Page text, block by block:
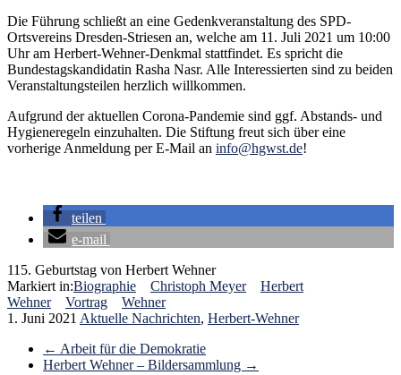
Die Führung schließt an eine Gedenkveranstaltung des SPD-
Ortsvereins Dresden-Striesen an, welche am 11. Juli 2021 um 10:00
Uhr am Herbert-Wehner-Denkmal stattfindet. Es spricht die
Bundestagskandidatin Rasha Nasr. Alle Interessierten sind zu beiden
Veranstaltungsteilen herzlich willkommen.
Aufgrund der aktuellen Corona-Pandemie sind ggf. Abstands- und
Hygieneregeln einzuhalten. Die Stiftung freut sich über eine
vorherige Anmeldung per E-Mail an info@hgwst.de!
teilen
e-mail
115. Geburtstag von Herbert Wehner
Markiert in:Biographie Christoph Meyer
Herbert
Wehner
Vortrag
Wehner
1. Juni 2021 Aktuelle Nachrichten, Herbert-Wehner
← Arbeit für die Demokratie
Herbert Wehner – Bildersammlung →